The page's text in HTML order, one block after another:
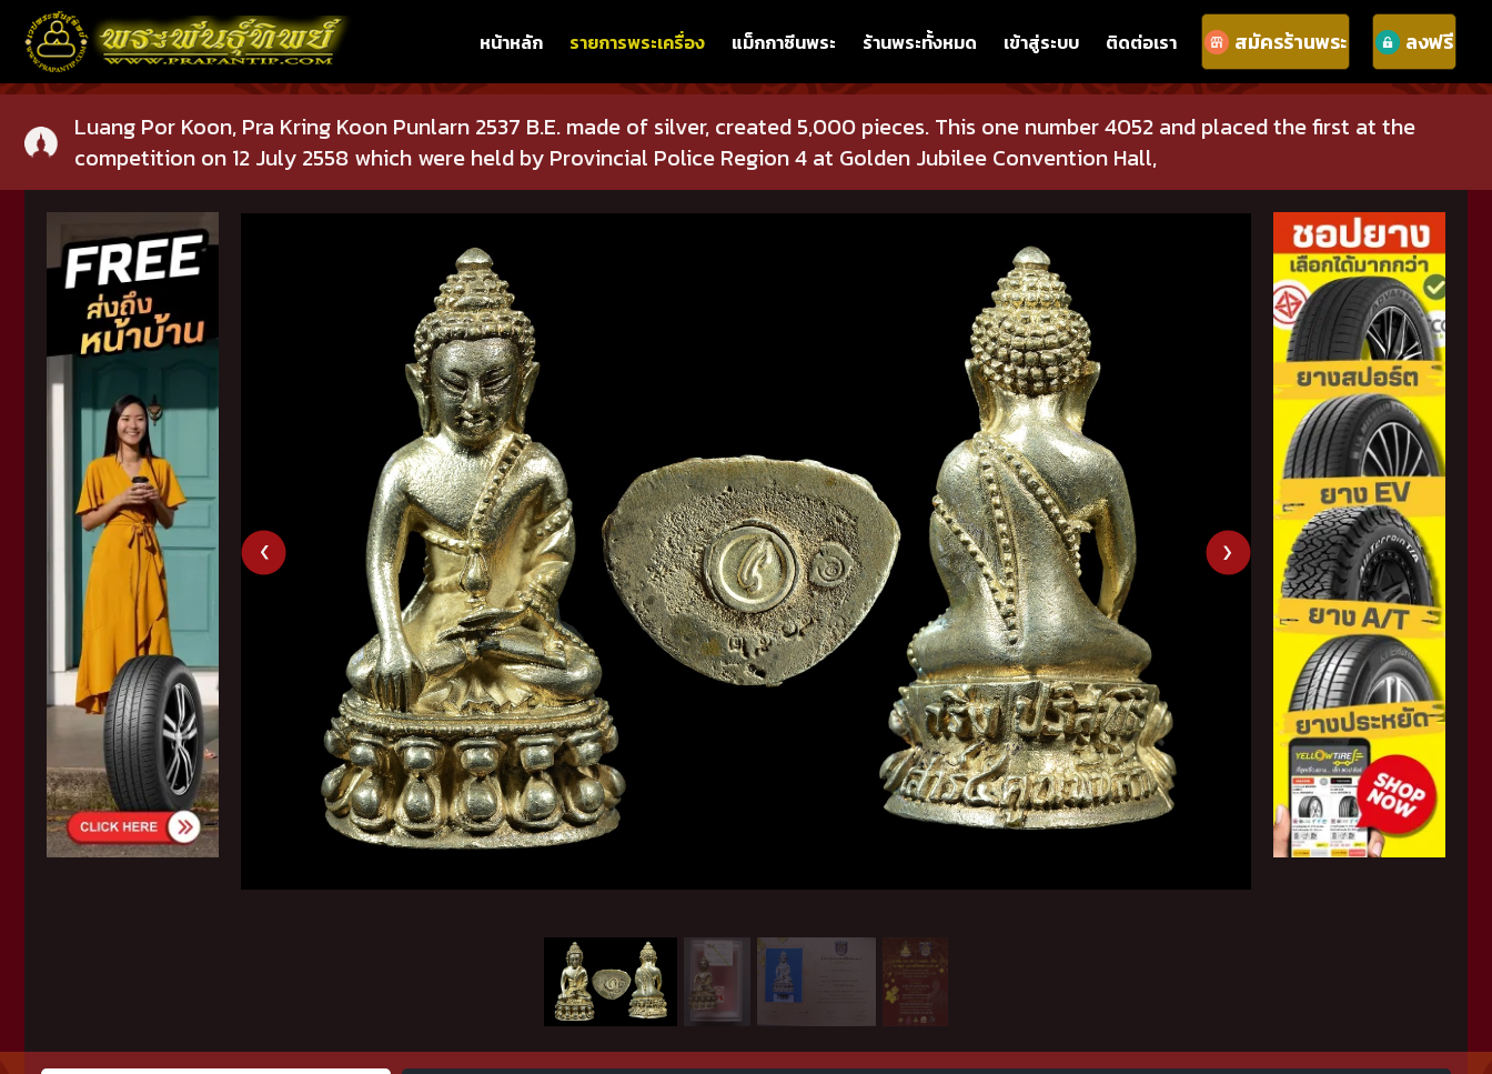
หน้าหลัก รายการพระเครื่อง แม็กกาซีนพระ ร้านพระทั้งหมด เข้าสู่ระบบ ติดต่อเรา สมัครร้านพระ ลงฟรี
Luang Por Koon, Pra Kring Koon Punlarn 2537 B.E. made of silver, created 5,000 pieces. This one number 4052 and placed the first at the
competition on 12 July 2558 which were held by Provincial Police Region 4 at Golden Jubilee Convention Hall,